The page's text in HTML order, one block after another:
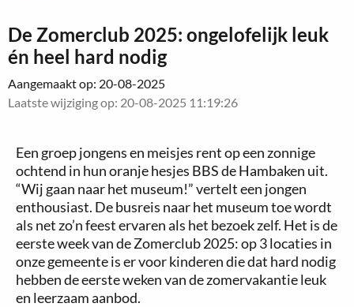
De Zomerclub 2025: ongelofelijk leuk
én heel hard nodig
Aangemaakt op: 20-08-2025
Laatste wijziging op: 20-08-2025 11:19:26
Een groep jongens en meisjes rent op een zonnige
ochtend in hun oranje hesjes BBS de Hambaken uit.
“Wij gaan naar het museum!” vertelt een jongen
enthousiast. De busreis naar het museum toe wordt
als net zo’n feest ervaren als het bezoek zelf. Het is de
eerste week van de Zomerclub 2025: op 3 locaties in
onze gemeente is er voor kinderen die dat hard nodig
hebben de eerste weken van de zomervakantie leuk
en leerzaam aanbod.